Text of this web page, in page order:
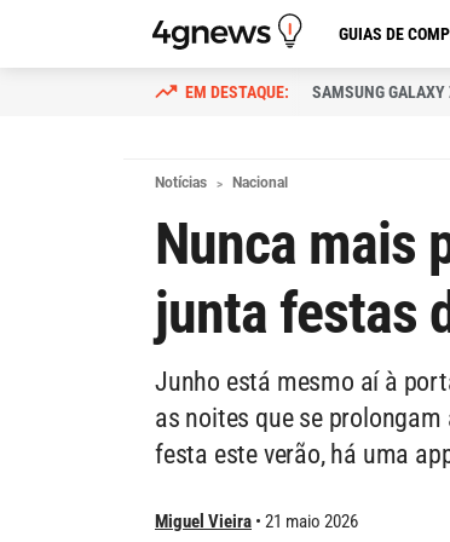
GUIAS DE
SAMSUNG GALAXY
Notícias Nacional
Nunca mais
junta festas
Junho está mesmo aí à
as noites que se
festa este verão, há uma
Miguel Vieira 21 maio 2026